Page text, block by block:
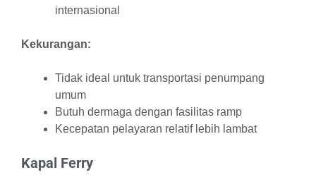
internasional
Kekurangan:
Tidak ideal untuk transportasi penumpang
umum
Butuh dermaga dengan fasilitas ramp
Kecepatan pelayaran relatif lebih lambat
Kapal Ferry